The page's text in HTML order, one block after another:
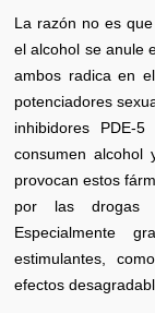
La razón no es
el alcohol se anule
ambos radica en
potenciadores
inhibidores PDE-
consumen alcohol
provocan estos
por las drogas
Especialmente
estimulantes,
efectos